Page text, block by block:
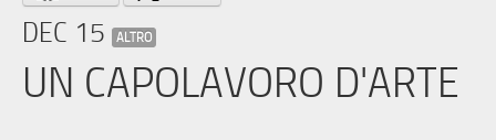
ITINERARIES
EVENTS
DEC 15 ALTRO
UN CAPOLAVORO D'ARTE
Notice at collection